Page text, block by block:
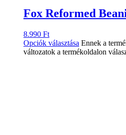
Fox Reformed
8.990 Ft
Opciók választása Ennek a
változatok a termékoldalon